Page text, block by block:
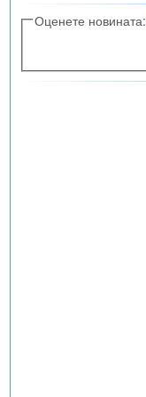
Оценете новината: